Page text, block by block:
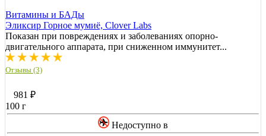
Витамины и БАДы
Эликсир Горное мумиё, Clover Labs
Показан при повреждениях и заболеваниях опорно-
двигательного аппарата, при сниженном иммунитет...
Отзывы (3)
981 ₽
100 г
Недоступно в